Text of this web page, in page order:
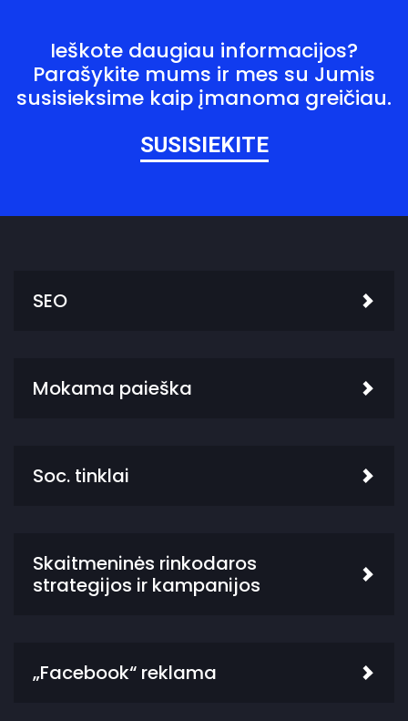
Ieškote daugiau informacijos?
Parašykite mums ir mes su Jumis
susisieksime kaip įmanoma greičiau.
SUSISIEKITE
SEO
Mokama paieška
Soc. tinklai
Skaitmeninės rinkodaros
strategijos ir kampanijos
„Facebook“ reklama